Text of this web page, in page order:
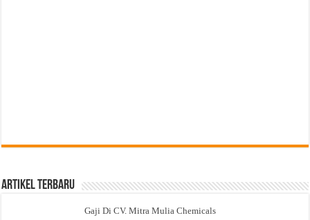
Artikel Terbaru
Gaji Di CV. Mitra Mulia Chemicals